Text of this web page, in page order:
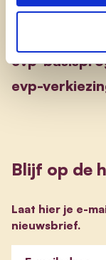
contact
evp-
evp-
Blijf op de
Laat hier je e-
nieuwsbrief.